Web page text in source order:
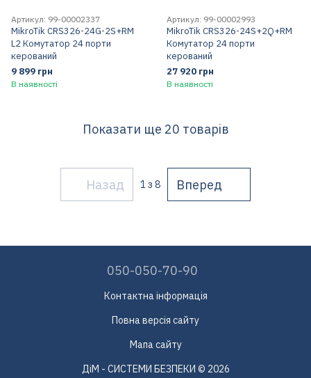
Артикул: 99-00002337
MikroTik CRS326-24G-2S+RM
L2 Комутатор 24 порти
керований
9 899 грн
В наявності
Артикул: 99-00002993
MikroTik CRS326-24S+2Q+RM
Комутатор 24 порти
керований
27 920 грн
В наявності
Показати ще 20 товарів
Назад 1 з 8 Вперед
050-050-70-90
Контактна інформація
Повна версія сайту
Мапа сайту
ДіМ - СИСТЕМИ БЕЗПЕКИ © 2026